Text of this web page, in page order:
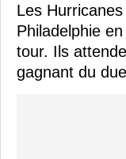
Les
Philadelphie
tour. Ils
gagnant du